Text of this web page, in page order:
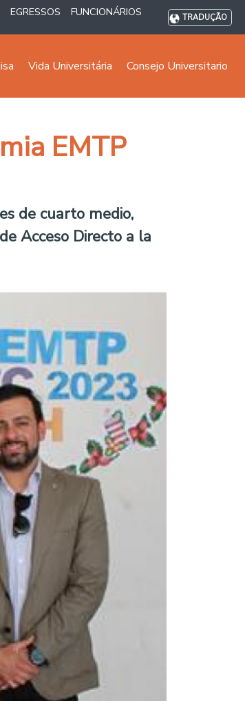
EGRESSOS FUNCIONÁRIOS TRADUÇÃO
Vida Universitária Consejo Universitario
EMTP
de cuarto medio,
Acceso Directo a la